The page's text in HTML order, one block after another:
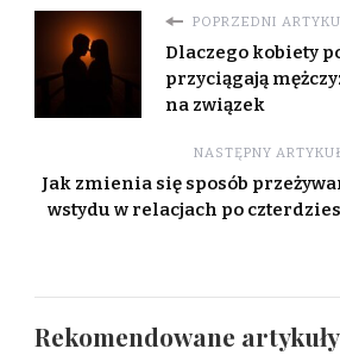
POPRZEDNI
Dlaczego kobiety
przyciągają
na związek
NASTĘPNY
Jak zmienia się sposób
wstydu w relacjach po
Rekomendowane artykuły